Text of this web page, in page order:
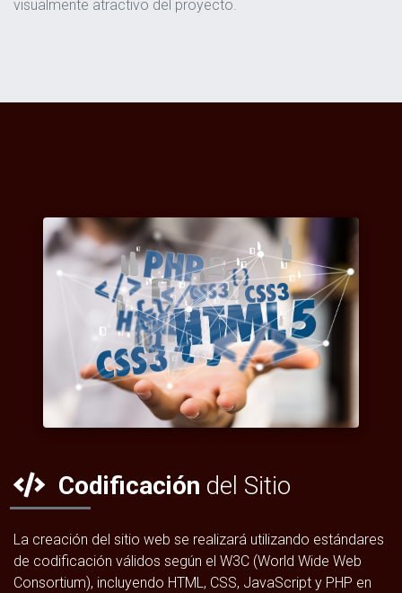
visualmente atractivo del proyecto.
Codificación del Sitio
La creación del sitio web se realizará utilizando estándares
de codificación válidos según el W3C (World Wide Web
Consortium), incluyendo HTML, CSS, JavaScript y PHP en